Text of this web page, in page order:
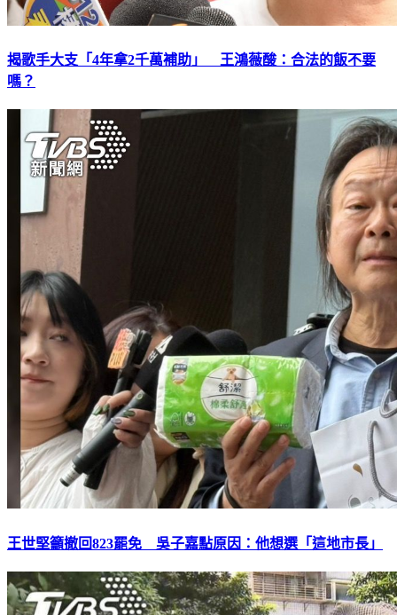
揭歌手大支「4年拿2千萬補助」 王鴻薇酸：合法的飯不要
嗎？
王世堅籲撤回823罷免 吳子嘉點原因：他想選「這地市長」